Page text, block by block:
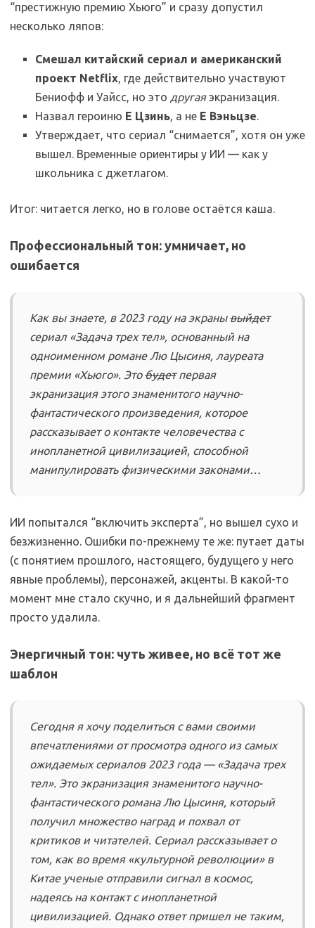
“престижную премию Хьюго” и сразу допустил
несколько ляпов:
Смешал китайский сериал и американский
проект Netflix, где действительно участвуют
Бениофф и Уайсс, но это другаяэкранизация.
Назвал героиню Е Цзинь, а не Е Вэньцзе.
Утверждает, что сериал “снимается”, хотя он уже
вышел. Временные ориентиры у ИИ — как у
школьника с джетлагом.
Итог: читается легко, но в голове остаётся каша.
Профессиональный тон: умничает, но
ошибается
Как вы знаете, в 2023 году на экранывыйдет
сериал «Задача трех тел», основанный на
одноименном романе Лю Цысиня, лауреата
премии «Хьюго». Этобудетпервая
экранизация этого знаменитого научно-
фантастического произведения, которое
рассказывает о контакте человечества с
инопланетной цивилизацией, способной
манипулировать физическими законами…
ИИ попытался “включить эксперта”, но вышел сухо и
безжизненно. Ошибки по-прежнему те же: путает даты
(с понятием прошлого, настоящего, будущего у него
явные проблемы), персонажей, акценты. В какой-то
момент мне стало скучно, и я дальнейший фрагмент
просто удалила.
Энергичный тон: чуть живее, но всё тот же
шаблон
Сегодня я хочу поделиться с вами своими
впечатлениями от просмотра одного из самых
ожидаемых сериалов 2023 года — «Задача трех
тел». Это экранизация знаменитого научно-
фантастического романа Лю Цысиня, который
получил множество наград и похвал от
критиков и читателей. Сериал рассказывает о
том, как во время «культурной революции» в
Китае ученые отправили сигнал в космос,
надеясь на контакт с инопланетной
цивилизацией. Однако ответ пришел не таким,